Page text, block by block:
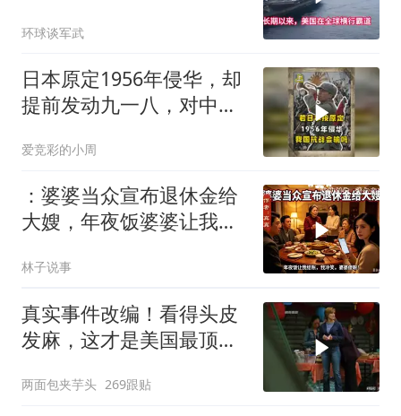
环球谈军武
日本原定1956年侵华，却
提前发动九一八，对中国
爱竞彩的小周
：婆婆当众宣布退休金给
大嫂，年夜饭婆婆让我结
林子说事
真实事件改编！看得头皮
发麻，这才是美国最顶级
两面包夹芋头 269跟贴